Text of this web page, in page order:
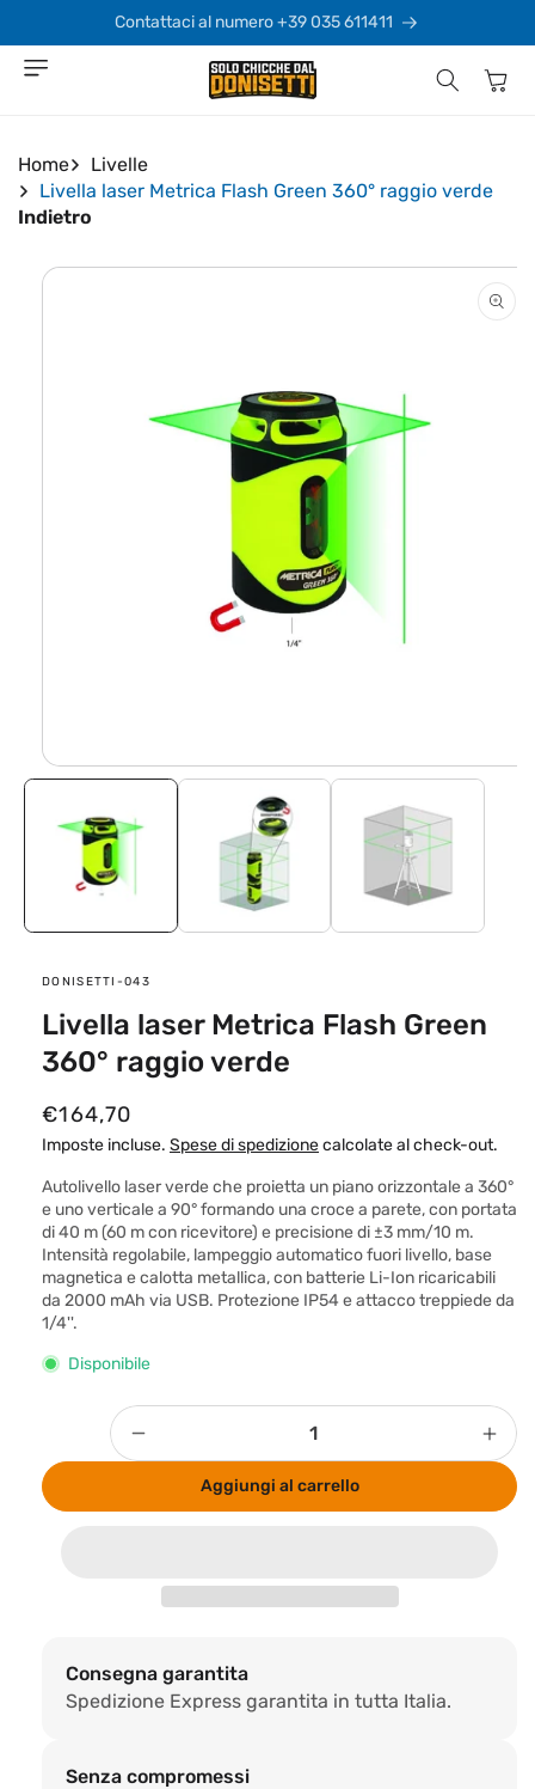
direttamente
ai contenuti
Contattaci al numero +39 035 611411
Carrello
Home
Livelle
Livella laser Metrica Flash Green 360° raggio verde
Indietro
Passa alle
informazioni
finestra
modale
SKU:
DONISETTI-043
Livella laser Metrica Flash Green
360° raggio verde
P
r
e
z
z
o
d
l
t
i
€164,70
Imposte incluse. Spese di spedizionecalcolate al check-out.
Autolivello laser verde che proietta un piano orizzontale a 360°
e uno verticale a 90° formando una croce a parete, con portata
di 40 m (60 m con ricevitore) e precisione di ±3 mm/10 m.
Intensità regolabile, lampeggio automatico fuori livello, base
magnetica e calotta metallica, con batterie Li-Ion ricaricabili
da 2000 mAh via USB. Protezione IP54 e attacco treppiede da
1/4''.
Disponibile
Quantità
Flash
raggio
verde
per
Aggiungi al carrello
Consegna garantita
Spedizione Express garantita in tutta Italia.
Senza compromessi